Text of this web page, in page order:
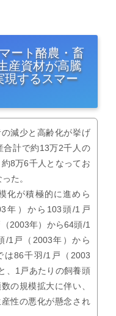
ート酪農・畜
産資材が高騰
現するスマー
減少と高齢化が挙げ
合計で約13万2千人の
8万6千人となってお
た。
化が積極的に進めら
年）から103頭/1戸
2003年）から64頭/1
/1戸（2003年）から
は86千羽/1戸（2003
、1戸あたりの飼養頭
の規模拡大に伴い、
性の悪化が懸念され